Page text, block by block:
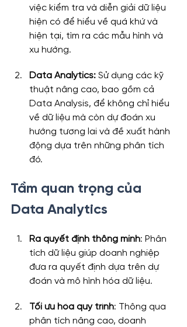
việc kiểm tra và diễn giải dữ liệu
hiện có để hiểu về quá khứ và
hiện tại, tìm ra các mẫu hình và
xu hướng.
Data Analytics: Sử dụng các kỹ
thuật nâng cao, bao gồm cả
Data Analysis, để không chỉ hiểu
về dữ liệu mà còn dự đoán xu
hướng tương lai và đề xuất hành
động dựa trên những phân tích
đó.
Tầm quan trọng của
Data Analytics
Ra quyết định thông minh: Phân
tích dữ liệu giúp doanh nghiệp
đưa ra quyết định dựa trên dự
đoán và mô hình hóa dữ liệu.
Tối ưu hóa quy trình: Thông qua
phân tích nâng cao, doanh